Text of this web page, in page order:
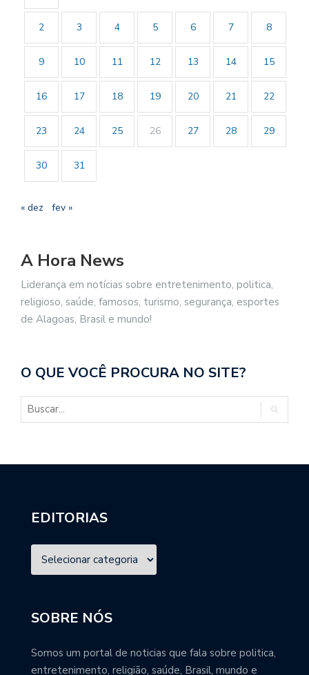
2 3 4 5 6 7 8
9 10 11 12 13 14 15
16 17 18 19 20 21 22
23 24 25 26 27 28 29
30 31
« dez fev »
A Hora News
Liderança em notícias sobre entretenimento, politica,
religioso, saúde, famosos, turismo, segurança, esportes
de Alagoas, Brasil e mundo!
O QUE VOCÊ PROCURA NO SITE?
EDITORIAS
SOBRE NÓS
Somos um portal de noticias que fala sobre politica,
entretenimento, religião, saúde, Brasil, mundo e